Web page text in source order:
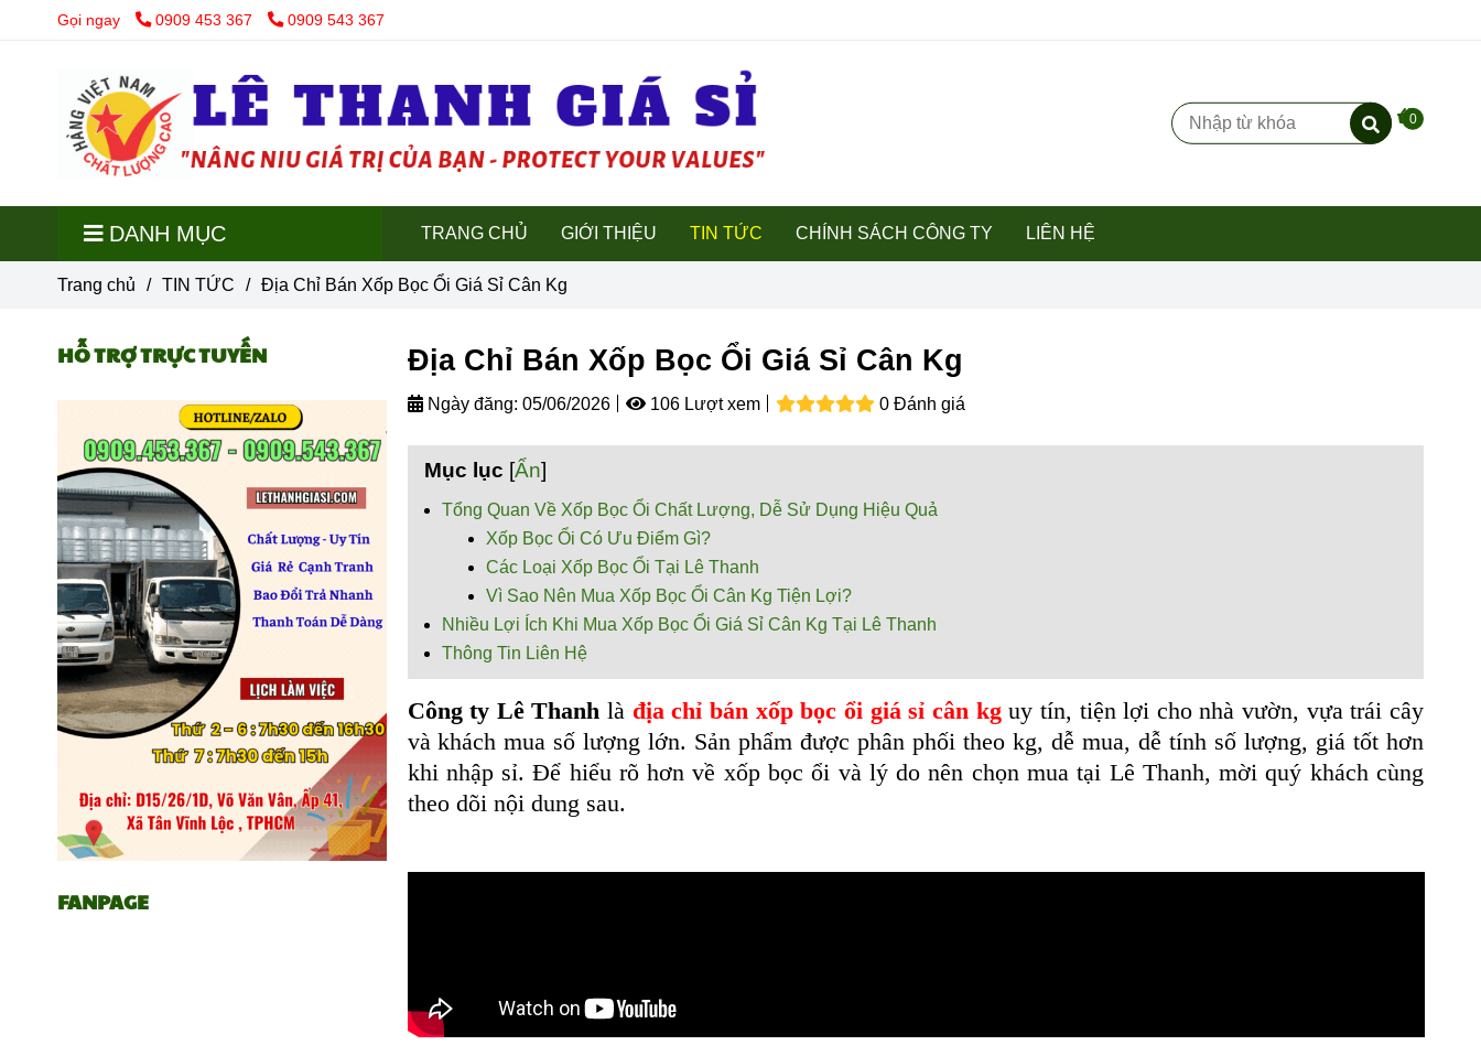
Gọi ngay 0909 453 367 0909 543 367
0
DANH MỤC TRANG CHỦ GIỚI THIỆU TIN TỨC CHÍNH SÁCH CÔNG TY LIÊN HỆ
Trang chủ / TIN TỨC / Địa Chỉ Bán Xốp Bọc Ổi Giá Sỉ Cân Kg
Địa Chỉ Bán Xốp Bọc Ổi Giá Sỉ Cân Kg
Ngày đăng: 05/06/2026 106 Lượt xem 0 Đánh giá
Mục lục [Ẩn]
Tổng Quan Về Xốp Bọc Ổi Chất Lượng, Dễ Sử Dụng Hiệu Quả
Xốp Bọc Ổi Có Ưu Điểm Gì?
Các Loại Xốp Bọc Ổi Tại Lê Thanh
Vì Sao Nên Mua Xốp Bọc Ổi Cân Kg Tiện Lợi?
Nhiều Lợi Ích Khi Mua Xốp Bọc Ổi Giá Sỉ Cân Kg Tại Lê Thanh
Thông Tin Liên Hệ
Công ty Lê Thanhlà địa chỉ bán xốp bọc ổi giá sỉ cân kg uy tín, tiện lợi cho nhà vườn, vựa trái cây
và khách mua số lượng lớn. Sản phẩm được phân phối theo kg, dễ mua, dễ tính số lượng, giá tốt hơn
khi nhập sỉ. Để hiểu rõ hơn về xốp bọc ổi và lý do nên chọn mua tại Lê Thanh, mời quý khách cùng
theo dõi nội dung sau.
HỖ TRỢ TRỰC TUYẾN
FANPAGE